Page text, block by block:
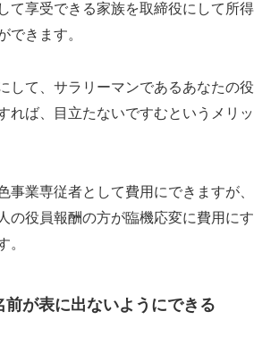
て享受できる家族を取締役にして所得
できます。
して、サラリーマンであるあなたの役
れば、目立たないですむというメリッ
事業専従者として費用にできますが、
の役員報酬の方が臨機応変に費用にす
。
前が表に出ないようにできる